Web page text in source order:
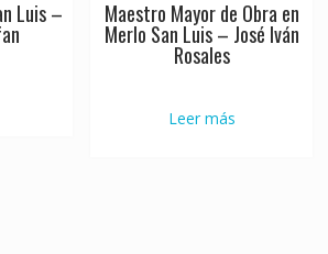
Luis – Maestro Mayor de Obra en
Merlo San Luis – José Iván
Rosales
Leer más